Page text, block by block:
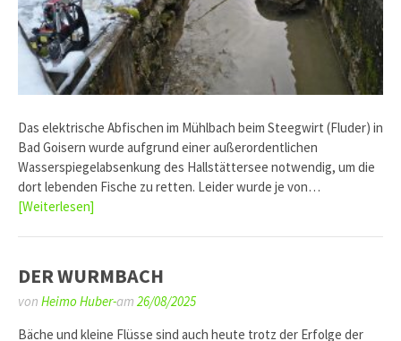
Das elektrische Abfischen im Mühlbach beim Steegwirt (Fluder) in
Bad Goisern wurde aufgrund einer außerordentlichen
Wasserspiegelabsenkung des Hallstättersee notwendig, um die
dort lebenden Fische zu retten. Leider wurde je von…
[Weiterlesen]
DER WURMBACH
von Heimo Huber-am 26/08/2025
Bäche und kleine Flüsse sind auch heute trotz der Erfolge der